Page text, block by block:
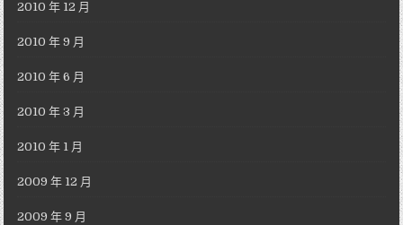
2010 年 12 月
2010 年 9 月
2010 年 6 月
2010 年 3 月
2010 年 1 月
2009 年 12 月
2009 年 9 月